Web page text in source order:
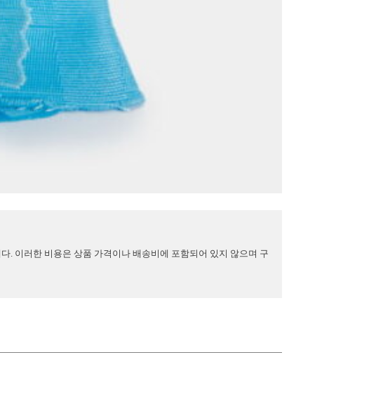
. 이러한 비용은 상품 가격이나 배송비에 포함되어 있지 않으며 구